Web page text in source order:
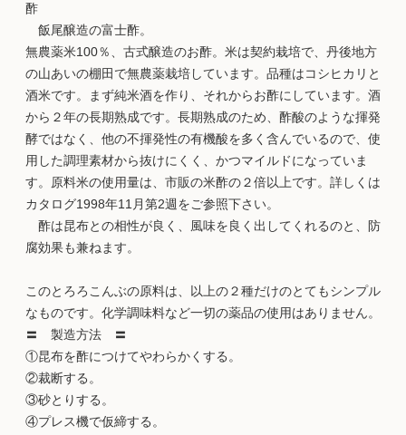
酢
飯尾醸造の富士酢。
無農薬米100％、古式醸造のお酢。米は契約栽培で、丹後地方
の山あいの棚田で無農薬栽培しています。品種はコシヒカリと
酒米です。まず純米酒を作り、それからお酢にしています。酒
から２年の長期熟成です。長期熟成のため、酢酸のような揮発
酵ではなく、他の不揮発性の有機酸を多く含んでいるので、使
用した調理素材から抜けにくく、かつマイルドになっていま
す。原料米の使用量は、市販の米酢の２倍以上です。詳しくは
カタログ1998年11月第2週をご参照下さい。
酢は昆布との相性が良く、風味を良く出してくれるのと、防
腐効果も兼ねます。
このとろろこんぶの原料は、以上の２種だけのとてもシンプル
なものです。化学調味料など一切の薬品の使用はありません。
〓 製造方法 〓
①昆布を酢につけてやわらかくする。
②裁断する。
③砂とりする。
④プレス機で仮締する。